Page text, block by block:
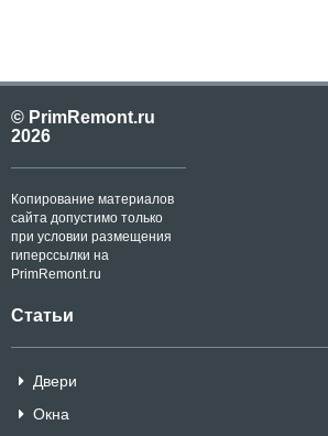
© PrimRemont.ru
2026
Копирование материалов
сайта допустимо только
при условии размещения
гиперссылки на
PrimRemont.ru
Статьи
Двери
Окна